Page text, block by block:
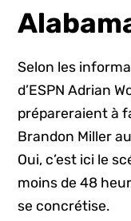
Selon les
d’ESPN Adrian
prépareraient à
Brandon Miller
Oui, c’est ici le
moins de 48
se concrétise.